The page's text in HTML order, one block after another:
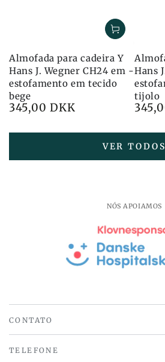
Almofada para cadeira Y
Hans J. Wegner CH24 em -
estofamento em tecido
bege
Preço
345,00 DKK
Hans
tijolo
Preço
VER TODOS
NÓS APOIAMOS
CONTATO
TELEFONE